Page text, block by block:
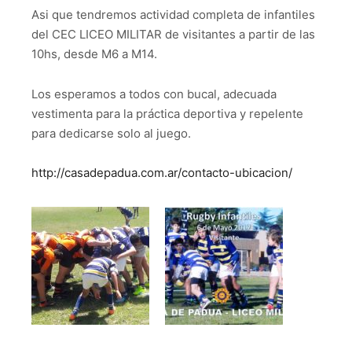
Asi que tendremos actividad completa de infantiles
del CEC LICEO MILITAR de visitantes a partir de las
10hs, desde M6 a M14.
Los esperamos a todos con bucal, adecuada
vestimenta para la práctica deportiva y repelente
para dedicarse solo al juego.
http://casadepadua.com.ar/contacto-ubicacion/